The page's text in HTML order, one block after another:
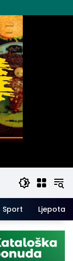
Sport Ljepota i